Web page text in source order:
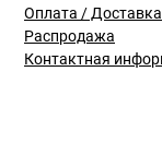
Оплата / Доставка
Распродажа
Контактная